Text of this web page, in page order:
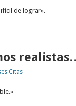
de lograr».
Citas